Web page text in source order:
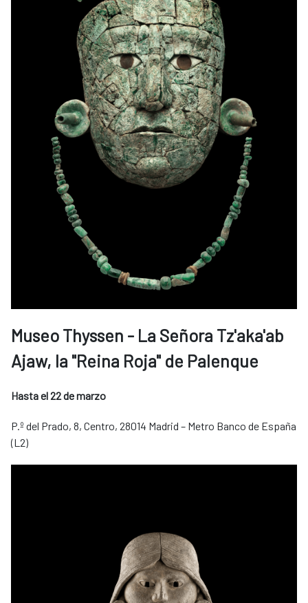
Museo Thyssen - La Señora Tz'aka'ab
Ajaw, la "Reina Roja" de Palenque
Hasta el 22 de marzo
P.º del Prado, 8, Centro, 28014 Madrid – Metro Banco de España
(L2)